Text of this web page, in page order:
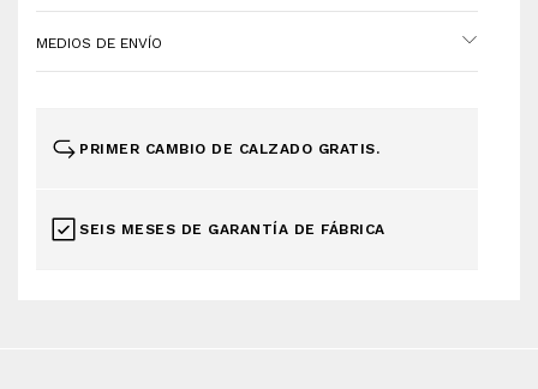
MEDIOS DE ENVÍO
PRIMER CAMBIO DE CALZADO GRATIS.
SEIS MESES DE GARANTÍA DE FÁBRICA